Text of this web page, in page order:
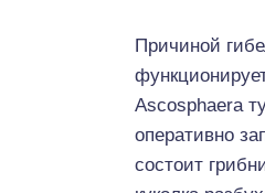
Причиной
Ascosphaera
оперативно
состоит